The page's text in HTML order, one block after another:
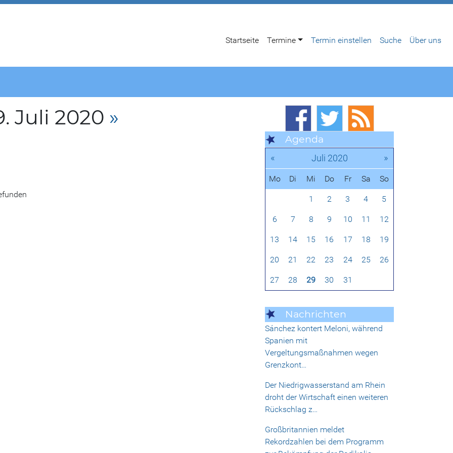
Startseite Termine Termin einstellen Suche Über uns
Juli 2020 »
Agenda
« Juli 2020 »
Mo Di Mi Do Fr Sa So
1 2 3 4 5
6 7 8 9 10 11 12
13 14 15 16 17 18 19
20 21 22 23 24 25 26
27 28 29 30 31
Nachrichten
Sánchez kontert Meloni, während
Spanien mit
Vergeltungsmaßnahmen wegen
Grenzkont…
Der Niedrigwasserstand am Rhein
droht der Wirtschaft einen weiteren
Rückschlag z…
Großbritannien meldet
Rekordzahlen bei dem Programm